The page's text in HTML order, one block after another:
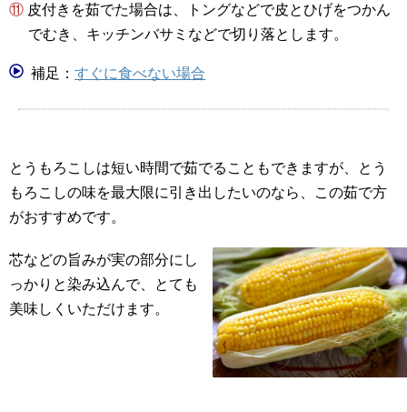
⑪ 皮付きを茹でた場合は、トングなどで皮とひげをつかん
でむき、キッチンバサミなどで切り落とします。
補足： すぐに食べない場合
とうもろこしは短い時間で茹でることもできますが、とう
もろこしの味を最大限に引き出したいのなら、この茹で方
がおすすめです。
芯などの旨みが実の部分にし
っかりと染み込んで、とても
美味しくいただけます。